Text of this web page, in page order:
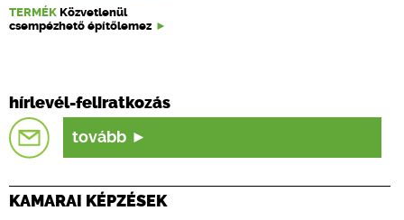
TERMÉK Közvetlenül
csempézhető építőlemez
hírlevél-feliratkozás
tovább
KAMARAI KÉPZÉSEK